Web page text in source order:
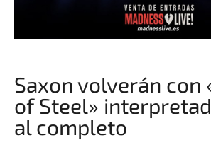
Saxon volverán con
of Steel»
al completo